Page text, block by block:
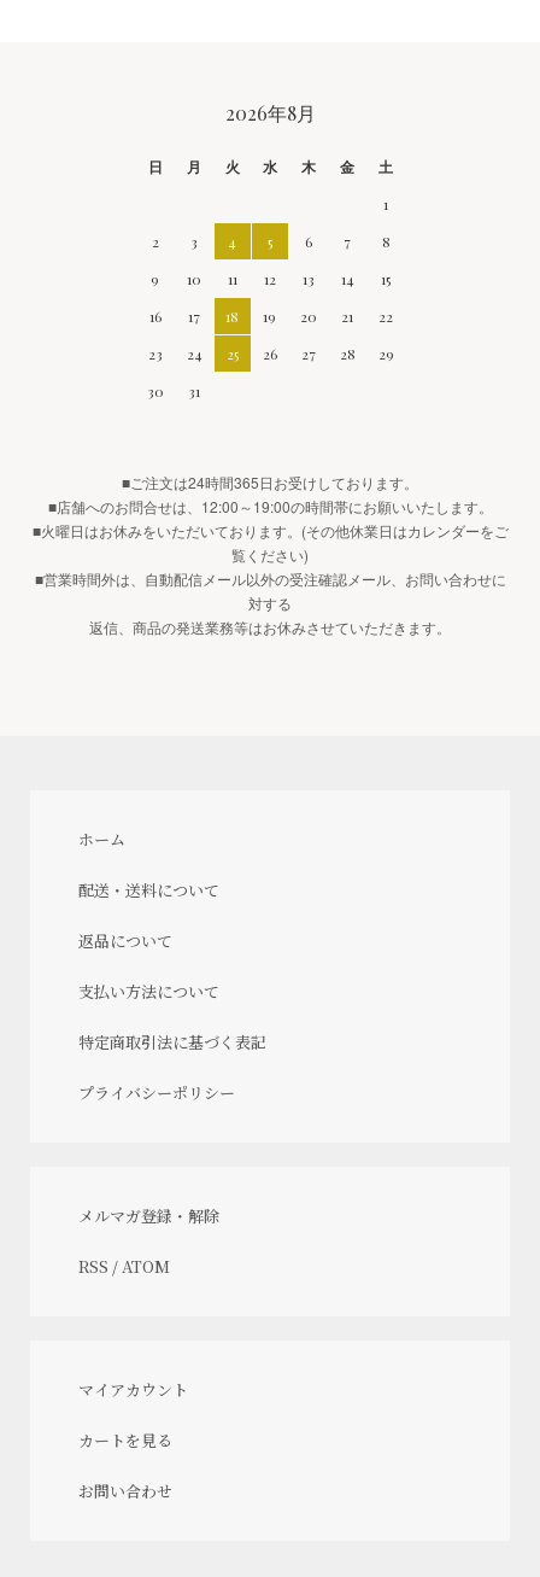
2026年8月
日 月 火 水 木 金
土
1
2
3 4 5 6 7
8
9
10 11 12 13 14
15
16
17 18 19 20 21
22
23
24 25 26 27 28
29
30
31
■ご注文は24時間365日お受けしております。
■店舗へのお問合せは、12:00～19:00の時間帯にお願いいたします。
■火曜日はお休みをいただいております。(その他休業日はカレンダーをご
覧ください)
■営業時間外は、自動配信メール以外の受注確認メール、お問い合わせに
対する
返信、商品の発送業務等はお休みさせていただきます。
ホーム
配送・送料について
返品について
支払い方法について
特定商取引法に基づく表記
プライバシーポリシー
メルマガ登録・解除
RSS / ATOM
マイアカウント
カートを見る
お問い合わせ